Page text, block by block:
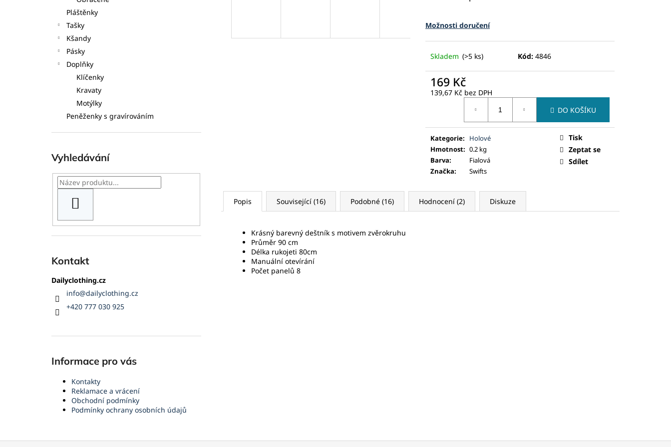
Pláštěnky
Tašky
Kšandy
Pásky
Doplňky
Klíčenky
Kravaty
Motýlky
Peněženky s gravírováním
Vyhledávání
Kontakt
Dailyclothing.cz
info@dailyclothing.cz
+420 777 030 925
Informace pro vás
Kontakty
Reklamace a vrácení
Obchodní podmínky
Podmínky ochrany osobních údajů
Možnosti doručení
Skladem (>5 ks) Kód: 4846
169 Kč
139,67 Kč bez DPH
DO KOŠÍKU
Kategorie:
Holové
Hmotnost: 0.2 kg
Barva:
Fialová
Značka: Swifts
Tisk
Zeptat se
Sdílet
Popis Související (16) Podobné (16) Hodnocení (2) Diskuze
Krásný barevný deštník s motivem zvěrokruhu
Průměr 90 cm
Délka rukojeti 80cm
Manuální otevírání
Počet panelů 8